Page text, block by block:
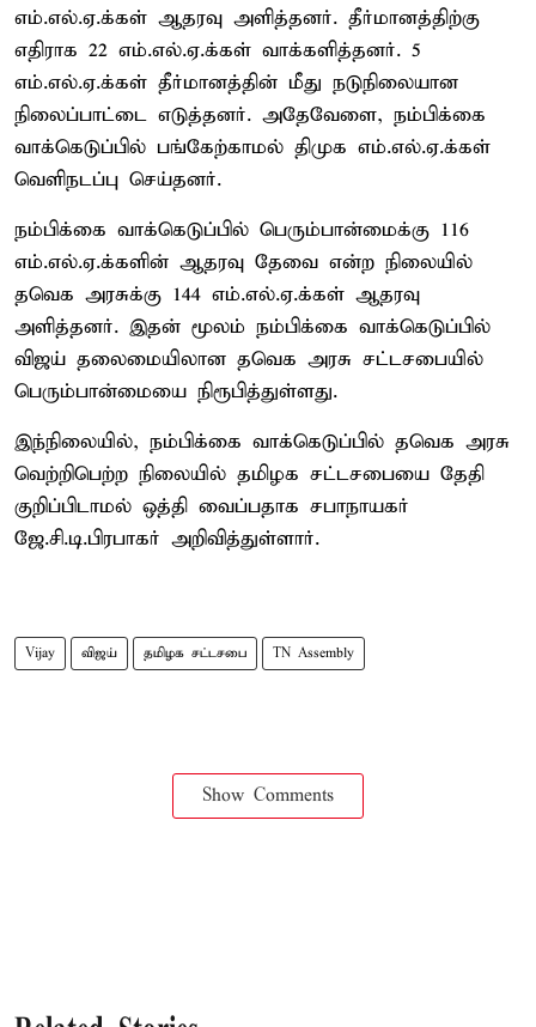
எம்.எல்.ஏ.க்கள் ஆதரவு அளித்தனர். தீர்மானத்திற்கு
எதிராக 22 எம்.எல்.ஏ.க்கள் வாக்களித்தனர். 5
எம்.எல்.ஏ.க்கள் தீர்மானத்தின் மீது நடுநிலையான
நிலைப்பாட்டை எடுத்தனர். அதேவேளை, நம்பிக்கை
வாக்கெடுப்பில் பங்கேற்காமல் திமுக எம்.எல்.ஏ.க்கள்
வெளிநடப்பு செய்தனர்.
நம்பிக்கை வாக்கெடுப்பில் பெரும்பான்மைக்கு 116
எம்.எல்.ஏ.க்களின் ஆதரவு தேவை என்ற நிலையில்
தவெக அரசுக்கு 144 எம்.எல்.ஏ.க்கள் ஆதரவு
அளித்தனர். இதன் மூலம் நம்பிக்கை வாக்கெடுப்பில்
விஜய் தலைமையிலான தவெக அரசு சட்டசபையில்
பெரும்பான்மையை நிரூபித்துள்ளது.
இந்நிலையில், நம்பிக்கை வாக்கெடுப்பில் தவெக அரசு
வெற்றிபெற்ற நிலையில் தமிழக சட்டசபையை தேதி
குறிப்பிடாமல் ஒத்தி வைப்பதாக சபாநாயகர்
ஜே.சி.டி.பிரபாகர் அறிவித்துள்ளார்.
Vijay விஜய் தமிழக சட்டசபை TN Assembly
Show Comments